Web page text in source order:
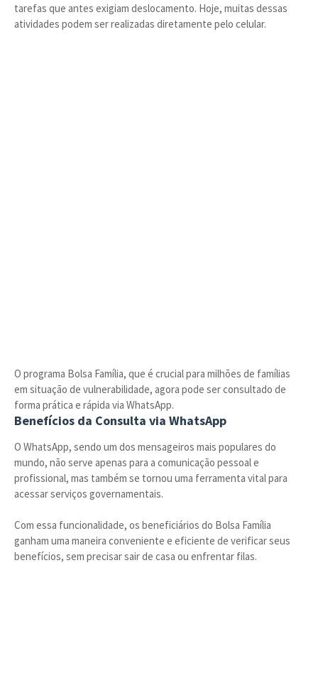
tarefas que antes exigiam deslocamento. Hoje, muitas dessas
atividades podem ser realizadas diretamente pelo celular.
O programa Bolsa Família, que é crucial para milhões de famílias
em situação de vulnerabilidade, agora pode ser consultado de
forma prática e rápida via WhatsApp.
Benefícios da Consulta via WhatsApp
O WhatsApp, sendo um dos mensageiros mais populares do
mundo, não serve apenas para a comunicação pessoal e
profissional, mas também se tornou uma ferramenta vital para
acessar serviços governamentais.
Com essa funcionalidade, os beneficiários do Bolsa Família
ganham uma maneira conveniente e eficiente de verificar seus
benefícios, sem precisar sair de casa ou enfrentar filas.